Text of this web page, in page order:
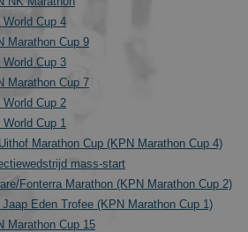
World Cup 4
Marathon Cup 9
World Cup 3
Marathon Cup 7
World Cup 2
World Cup 1
Marathon Cup (KPN Marathon Cup 4)
mass-start
Fonterra Marathon (KPN Marathon Cup 2)
Jaap Eden Trofee (KPN Marathon Cup 1)
Marathon Cup 15
bijv. analytische cookies. Deze cookies
gebruikt om een bepaalde bezoeker
Aanbieder
Domein
Google LLC
.schaatspeloton.nl
with Google
Universal
which is a
significant
update to
Google's